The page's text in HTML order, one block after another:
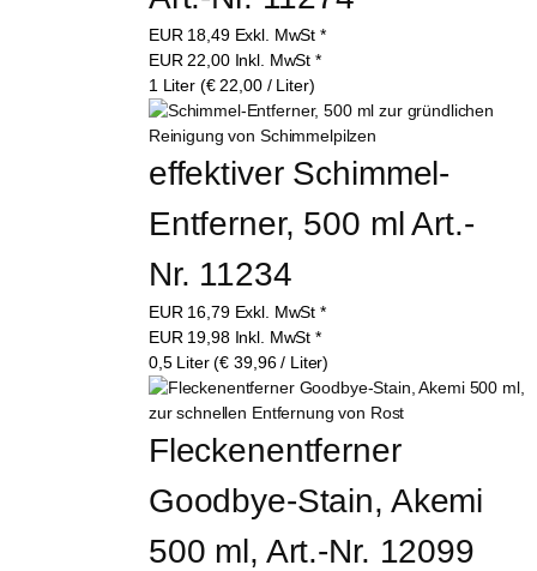
EUR 18,49 Exkl. MwSt *
EUR 22,00 Inkl. MwSt *
1 Liter (€ 22,00 / Liter)
effektiver Schimmel-
Entferner, 500 ml Art.-
Nr. 11234
EUR 16,79 Exkl. MwSt *
EUR 19,98 Inkl. MwSt *
0,5 Liter (€ 39,96 / Liter)
Fleckenentferner
Goodbye-Stain, Akemi
500 ml, Art.-Nr. 12099